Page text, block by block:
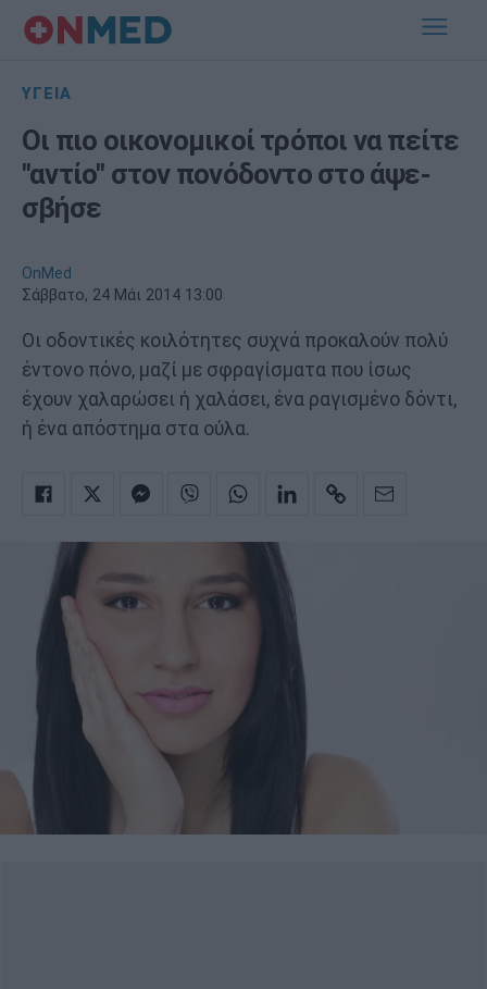
ΥΓΕΙΑ
Οι πιο οικονομικοί τρόποι να πείτε
"αντίο" στον πονόδοντο στο άψε-
σβήσε
OnMed
Σάββατο, 24 Μάι 2014 13:00
Οι οδοντικές κοιλότητες συχνά προκαλούν πολύ
έντονο πόνο, μαζί με σφραγίσματα που ίσως
έχουν χαλαρώσει ή χαλάσει, ένα ραγισμένο δόντι,
ή ένα απόστημα στα ούλα.